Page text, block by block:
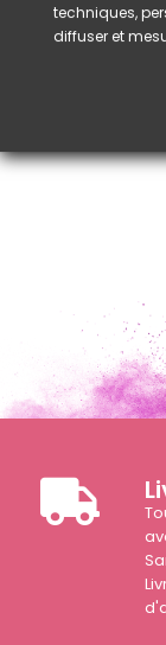
techniques,
diffuser et